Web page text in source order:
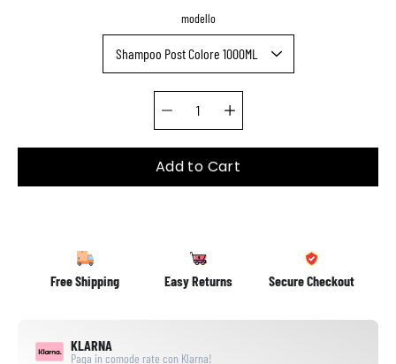
modello
Select variant
Quantity selector
Add to Cart
Free Shipping Easy Returns Secure Checkout
KLARNA
Paga in comode rate con Klarna!